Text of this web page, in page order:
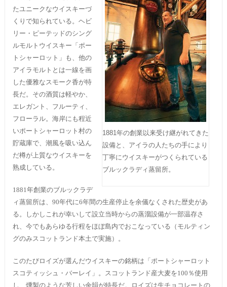
1881年の創業以来受け継がれてきた
設備と、アイラの人たちの手により
丁寧にウイスキーがつくられている
ブルックラディ蒸留所。
たユニークなウイスキーづ
くりで知られている。ヘビ
リー・ピーテッドのシング
ルモルトウイスキー「ポー
トシャーロット」も、他の
アイラモルトとは一線を画
した優雅なスモーク香が特
長だ。その酒質は軽やか、
エレガント、フルーティ、
フローラル。海岸にも程近
いポートシャーロット村の
貯蔵庫で、潮風を吸い込ん
だ樽が上質なウイスキーを
熟成している。
1881年創業のブルックラデ
ィ蒸留所は、90年代に6年間の生産停止を余儀なくされた歴史があ
る。しかしこれが幸いして設立当時からの蒸溜設備が一部温存さ
れ、今でもあらゆる行程をほぼ島内でおこなっている（モルティン
グのみスコットランド本土で実施）。
このたびロイズが選んだウイスキーの銘柄は「ポートシャーロット
スコティッシュ・バーレイ」。スコットランド産大麦を100％使用
し、燻製のような芳しい余韻が特長だ。ロイズは生チョコレートの